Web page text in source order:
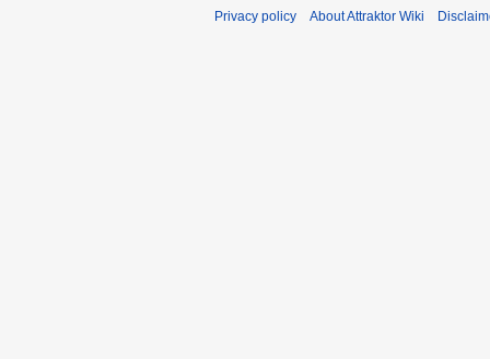
Privacy policy About Attraktor Wiki